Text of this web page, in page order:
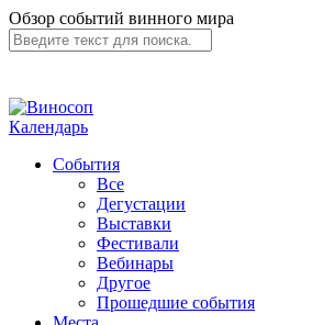
Обзор событий винного мира
Календарь
События
Все
Дегустации
Выставки
Фестивали
Вебинары
Другое
Прошедшие события